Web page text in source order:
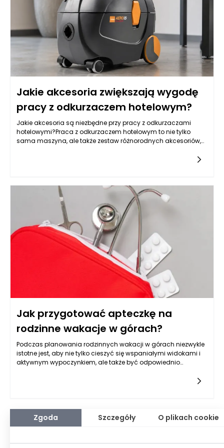
Jakie akcesoria zwiększają wygodę
pracy z odkurzaczem hotelowym?
Jakie akcesoria są niezbędne przy pracy z odkurzaczami
hotelowymi?Praca z odkurzaczem hotelowym to nie tylko
sama maszyna, ale także zestaw różnorodnych akcesoriów,
Jak przygotować apteczkę na
rodzinne wakacje w górach?
Podczas planowania rodzinnych wakacji w górach niezwykle
istotne jest, aby nie tylko cieszyć się wspaniałymi widokami i
aktywnym wypoczynkiem, ale także być odpowiednio
zdarzyć. Wakacyjna apteczka to element, który zdecydowanie
zdrowotnych. Pamiętajmy, że w górach, gdzie dostęp do
pomocy medycznej może być ograniczony, dobrze
skompletowana apteczka może uratować nie tylko komfort
Zgoda Szczegóły O plikach cookie